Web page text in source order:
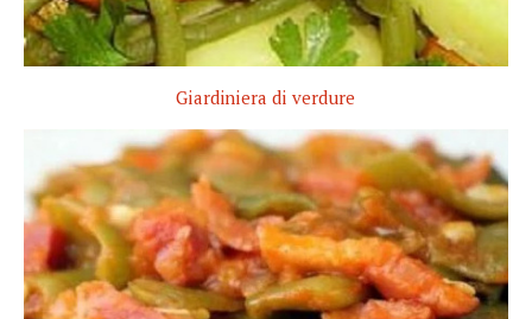
Giardiniera di verdure